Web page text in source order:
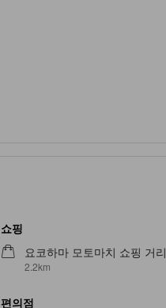
쇼핑
요코하마 모토마치 쇼핑 거리
2.2km
편의점